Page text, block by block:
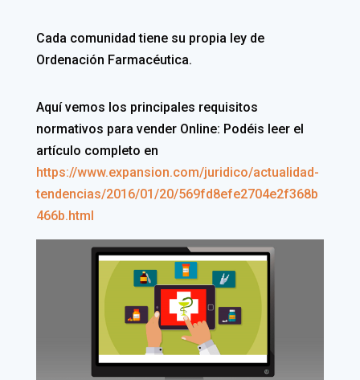
Cada comunidad tiene su propia ley de
Ordenación Farmacéutica.
Aquí vemos los principales requisitos
normativos para vender Online: Podéis leer el
artículo completo en
https://www.expansion.com/juridico/actualidad-
tendencias/2016/01/20/569fd8efe2704e2f368b
466b.html